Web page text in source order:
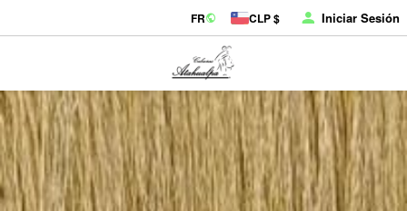
FR CLP $ Iniciar Sesión